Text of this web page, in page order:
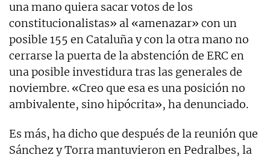
una mano quiera sacar votos de los
constitucionalistas» al «amenazar» con un
posible 155 en Cataluña y con la otra mano no
cerrarse la puerta de la abstención de ERC en
una posible investidura tras las generales de
noviembre. «Creo que esa es una posición no
ambivalente, sino hipócrita», ha denunciado.
Es más, ha dicho que después de la reunión que
Sánchez y Torra mantuvieron en Pedralbes, la